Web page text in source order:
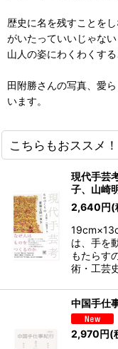
歴史に名を残すことを
がいたっていいじゃな
山人の姿にわくわくする
田附勝さんの写真、愛
います。
こちらもおススメ！
現代手芸
子、山崎
2,640円(
は、手を
もたらす
術・工芸
中国手仕
2,970円(